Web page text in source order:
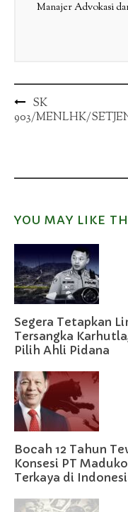
Manajer Advokasi
Post
navigation
SK
903/MENLHK/
YOU MAY LIKE
Segera Tetapkan
Tersangka
Pilih Ahli Pidana
Bocah 12 Tahun
Konsesi PT
Terkaya di